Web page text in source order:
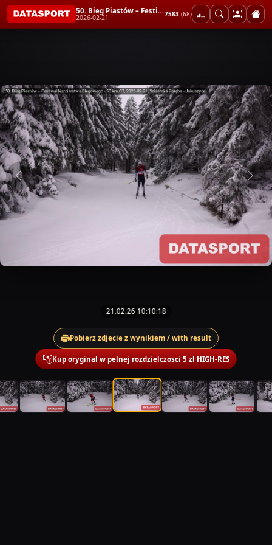
50. Bieg Piastów – Festiwal Narciarstwa Biegowego - 50 km CT
2026-02-21 7583 (68)
21.02.26 10:10:18
Pobierz zdjecie z wynikiem / with result
Kup oryginal w pelnej rozdzielczosci 5 zl HIGH-RES